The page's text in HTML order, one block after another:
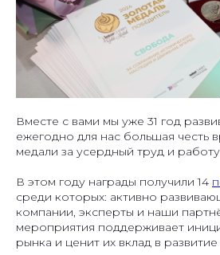
Вместе с вами мы уже 31 год
ежегодно для нас большая честь
медали за усердный труд и
В этом году награды получили 14
среди которых: активно
компании, эксперты и наши
мероприятия поддерживает
рынка и ценит их вклад в